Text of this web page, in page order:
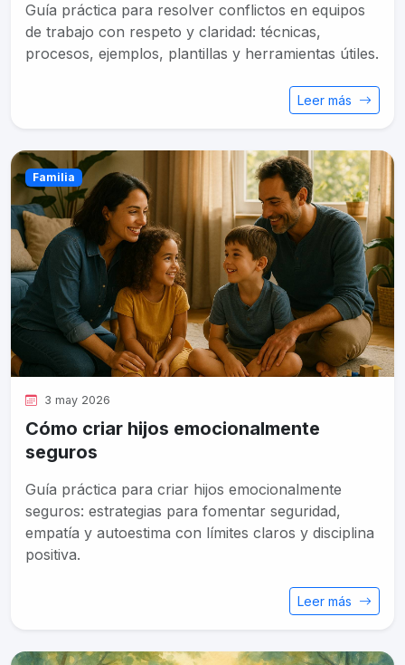
Guía práctica para resolver conflictos en equipos
de trabajo con respeto y claridad: técnicas,
procesos, ejemplos, plantillas y herramientas útiles.
Leer más
Familia
3 may 2026
Cómo criar hijos emocionalmente
seguros
Guía práctica para criar hijos emocionalmente
seguros: estrategias para fomentar seguridad,
empatía y autoestima con límites claros y disciplina
positiva.
Leer más